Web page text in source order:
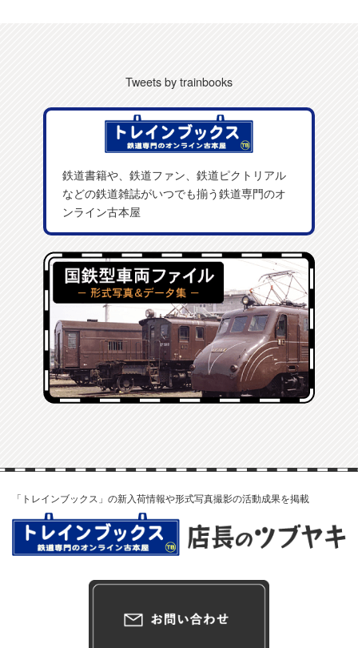
Tweets by trainbooks
鉄道書籍や、鉄道ファン、鉄道ピクトリアル
などの鉄道雑誌がいつでも揃う鉄道専門のオ
ンライン古本屋
「トレインブックス」の新入荷情報や形式写真撮影の活動成果を掲載